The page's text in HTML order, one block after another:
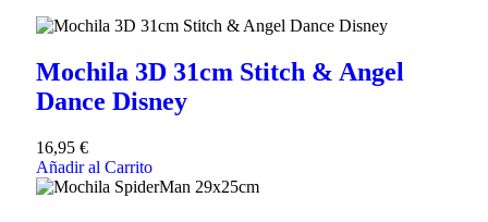
Mochila 3D 31cm Stitch & Angel
Dance Disney
16,95 €
Añadir al Carrito